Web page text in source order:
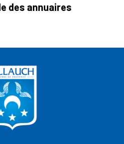
des annuaires